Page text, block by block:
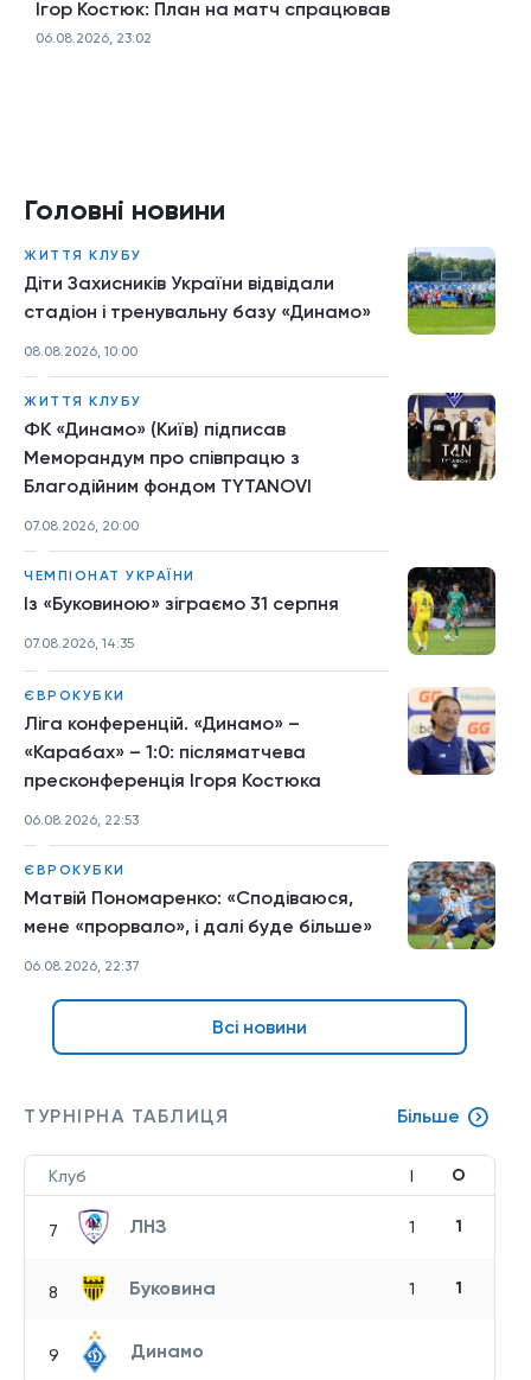
Ігор Костюк: План на матч спрацював
06.08.2026, 23:02
Головні новини
ЖИТТЯ КЛУБУ
Діти Захисників України відвідали
стадіон і тренувальну базу «Динамо»
08.08.2026, 10:00
ЖИТТЯ КЛУБУ
ФК «Динамо» (Київ) підписав
Меморандум про співпрацю з
Благодійним фондом TYTANOVI
07.08.2026, 20:00
ЧЕМПІОНАТ УКРАЇНИ
Із «Буковиною» зіграємо 31 серпня
07.08.2026, 14:35
ЄВРОКУБКИ
Ліга конференцій. «Динамо» –
«Карабах» – 1:0: післяматчева
пресконференція Ігоря Костюка
06.08.2026, 22:53
ЄВРОКУБКИ
Матвій Пономаренко: «Сподіваюся,
мене «прорвало», і далі буде більше»
06.08.2026, 22:37
Всі новини
ТУРНІРНА ТАБЛИЦЯ Більше
Клуб І О
7 ЛНЗ 1 1
8 Буковина 1 1
9 Динамо